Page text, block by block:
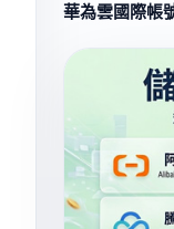
華為雲國際帳